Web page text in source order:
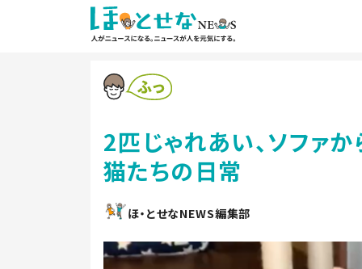
2匹じゃれあい、ソファ
猫たちの日常
ほ・とせなNEWS編集部